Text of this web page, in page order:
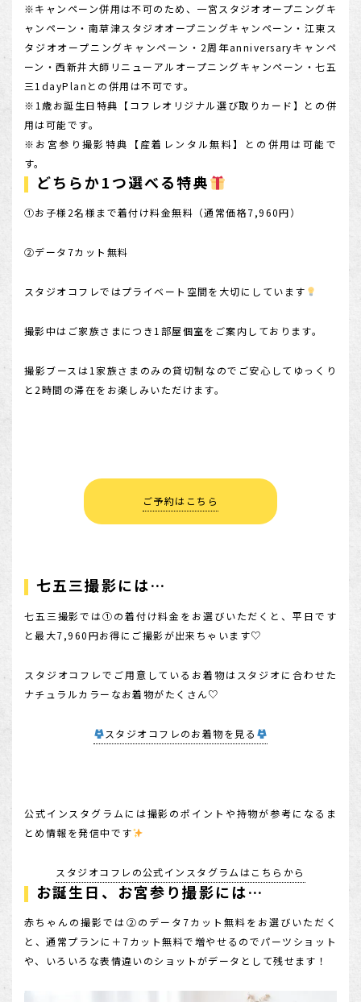
※キャンペーン併用は不可のため、一宮スタジオオープニングキ
ャンペーン・南草津スタジオオープニングキャンペーン・江東ス
タジオオープニングキャンペーン・2周年anniversaryキャンペ
ーン・西新井大師リニューアルオープニングキャンペーン・七五
三1dayPlanとの併用は不可です。
※1歳お誕生日特典【コフレオリジナル選び取りカード】との併
用は可能です。
※お宮参り撮影特典【産着レンタル無料】との併用は可能で
す。
どちらか1つ選べる特典
①お子様2名様まで着付け料金無料（通常価格7,960円）
②データ7カット無料
スタジオコフレではプライベート空間を大切にしています
撮影中はご家族さまにつき1部屋個室をご案内しております。
撮影ブースは1家族さまのみの貸切制なのでご安心してゆっくり
と2時間の滞在をお楽しみいただけます。
ご予約はこちら
七五三撮影には…
七五三撮影では①の着付け料金をお選びいただくと、平日です
と最大7,960円お得にご撮影が出来ちゃいます♡
スタジオコフレでご用意しているお着物はスタジオに合わせた
ナチュラルカラーなお着物がたくさん♡
スタジオコフレのお着物を見る
公式インスタグラムには撮影のポイントや持物が参考になるま
とめ情報を発信中です
スタジオコフレの公式インスタグラムはこちらから
お誕生日、お宮参り撮影には…
赤ちゃんの撮影では②のデータ7カット無料をお選びいただく
と、通常プランに＋7カット無料で増やせるのでパーツショット
や、いろいろな表情違いのショットがデータとして残せます！